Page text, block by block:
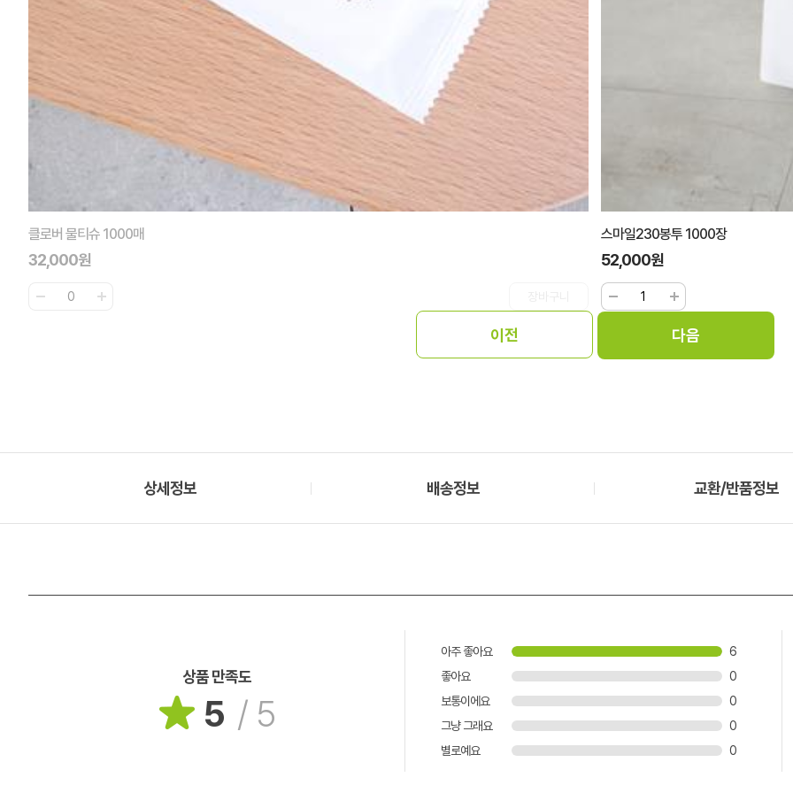
클로버 물티슈 1000매
32,000원
스마일230봉투 1000장
52,000원
상세정보 배송정보 교환/반품정보
상품 만족도
5 / 5
아주 좋아요
6
좋아요
0
보통이에요
0
그냥 그래요
0
별로예요
0